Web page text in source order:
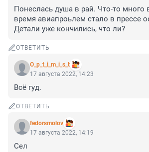
Понеслась душа в рай. Что-то много
время авиапроьлем стало в прессе
Детали уже кончились, что ли?
ОТВЕТИТЬ
O_p_t_i_m_i_s_t
17 августа 2022, 14:23
Всё гуд.
ОТВЕТИТЬ
fedorsmolov
17 августа 2022, 14:19
Сел